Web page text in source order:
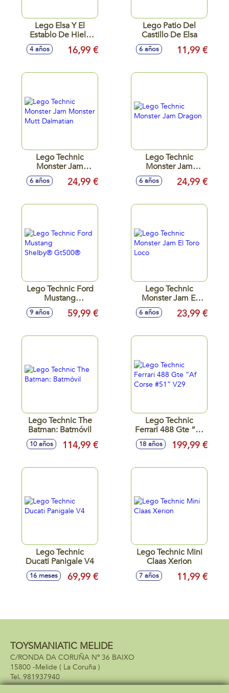
Lego Elsa Y El
Establo De Hielo
Del Nokk
4 años 16,99 €
Lego Patio Del
Castillo De Elsa
6 años 11,99 €
Lego Technic
Monster Jam
Monster Mutt
Dalmatian
6 años 24,99 €
Lego Technic
Monster Jam
Dragon
6 años 24,99 €
Lego Technic Ford
Mustang
Shelby® Gt500®
9 años 59,99 €
Lego Technic
Monster Jam El
Toro Loco
6 años 23,99 €
Lego Technic The
Batman: Batmóvil
10 años 114,99 €
Lego Technic
Ferrari 488 Gte “Af
Corse #51” V29
18 años 199,99 €
Lego Technic
Ducati Panigale V4
16 meses 69,99 €
Lego Technic Mini
Claas Xerion
7 años 11,99 €
TOYSMANIATIC MELIDE
C/RONDA DA CORUÑA Nº 36 BAIXO
15800 -Melide ( La Coruña )
981937940